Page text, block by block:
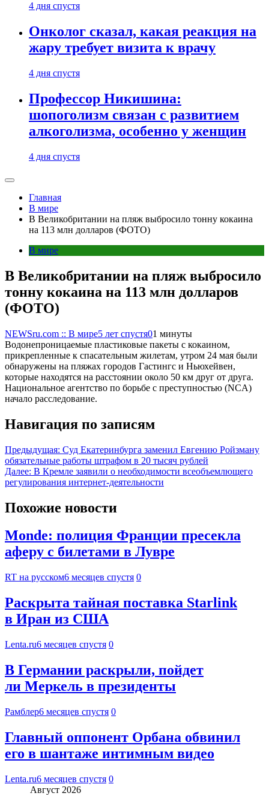
4 дня спустя
Онколог сказал, какая реакция на
жару требует визита к врачу
4 дня спустя
Профессор Никишина:
шопоголизм связан с развитием
алкоголизма, особенно у женщин
4 дня спустя
Главная
В мире
В Великобритании на пляж выбросило тонну кокаина
на 113 млн долларов (ФОТО)
В мире
В Великобритании на пляж выбросило
тонну кокаина на 113 млн долларов
(ФОТО)
NEWSru.com :: В мире5 лет спустя01 минуты
Водонепроницаемые пластиковые пакеты с кокаином,
прикрепленные к спасательным жилетам, утром 24 мая были
обнаружены на пляжах городов Гастингс и Ньюхейвен,
которые находятся на расстоянии около 50 км друг от друга.
Национальное агентство по борьбе с преступностью (NCA)
начало расследование.
Навигация по записям
Предыдущая: Суд Екатеринбурга заменил Евгению Ройзману
обязательные работы штрафом в 20 тысяч рублей
Далее: В Кремле заявили о необходимости всеобъемлющего
регулирования интернет-деятельности
Похожие новости
Monde: полиция Франции пресекла
аферу с билетами в Лувре
RT на русском6 месяцев спустя 0
Раскрыта тайная поставка Starlink
в Иран из США
Lenta.ru6 месяцев спустя 0
В Германии раскрыли, пойдет
ли Меркель в президенты
Рамблер6 месяцев спустя 0
Главный оппонент Орбана обвинил
его в шантаже интимным видео
Lenta.ru6 месяцев спустя 0
Август 2026